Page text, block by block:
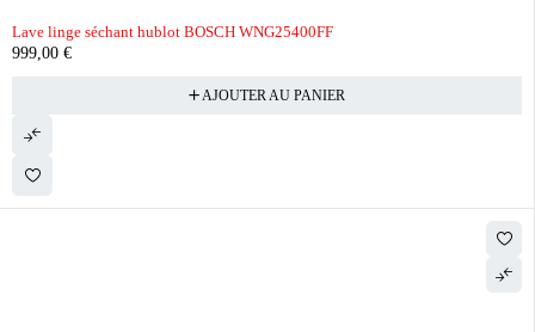
Lave linge séchant hublot BOSCH WNG25400FF
999,00 €
AJOUTER AU PANIER